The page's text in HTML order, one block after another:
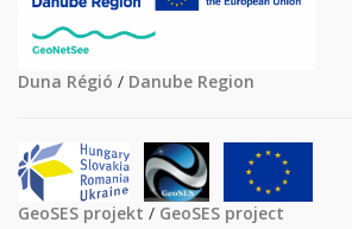
Duna Régió / Danube Region
GeoSES projekt / GeoSES project